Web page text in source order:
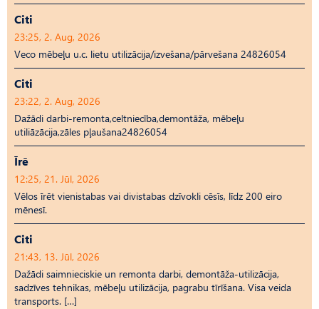
Citi
23:25, 2. Aug, 2026
Veco mēbeļu u.c. lietu utilizācija/izvešana/pārvešana 24826054
Citi
23:22, 2. Aug, 2026
Dažādi darbi-remonta,celtniecība,demontāža, mēbeļu
utiliāzācija,zāles pļaušana24826054
Īrē
12:25, 21. Jūl, 2026
Vēlos īrēt vienistabas vai divistabas dzīvokli cēsīs, līdz 200 eiro
mēnesī.
Citi
21:43, 13. Jūl, 2026
Dažādi saimnieciskie un remonta darbi, demontāža-utilizācija,
sadzīves tehnikas, mēbeļu utilizācija, pagrabu tīrīšana. Visa veida
transports. […]